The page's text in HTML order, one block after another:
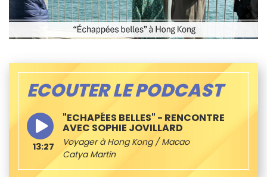
ECOUTER LE PODCAST
"ECHAPÉES BELLES" - RENCONTRE
AVEC SOPHIE JOVILLARD
Voyager à Hong Kong / Macao
Catya Martin
13:27